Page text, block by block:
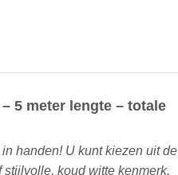
5 meter lengte – totale
handen! U kunt kiezen uit de
koud witte kenmerk.